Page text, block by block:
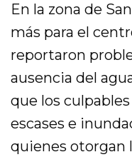
En la zona de
más para el
reportaron
ausencia del
que los
escases e
quienes otorgan